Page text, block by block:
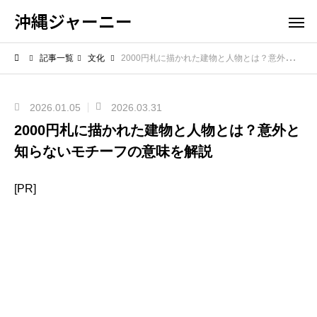
沖縄ジャーニー
記事一覧 文化 2000円札に描かれた建物と人物とは？意外と知らないモチーフの意味を解説
2026.01.05 2026.03.31
2000円札に描かれた建物と人物とは？意外と
知らないモチーフの意味を解説
[PR]